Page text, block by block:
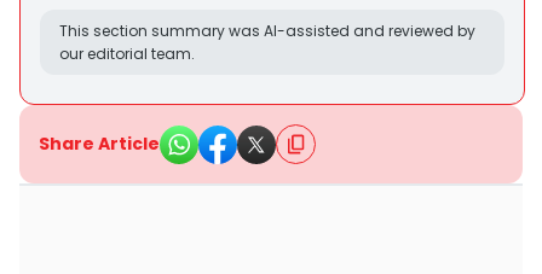
This section summary was AI-assisted and reviewed by
our editorial team.
Share Article